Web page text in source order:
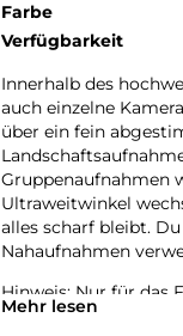
Farbe
Verfügbarkeit
Innerhalb des
auch einzelne
über ein fein
Gruppenaufnahmen
Ultraweitwinkel
alles scharf bleibt.
Nahaufnahmen
Hinweis: Nur für das
Mehr lesen